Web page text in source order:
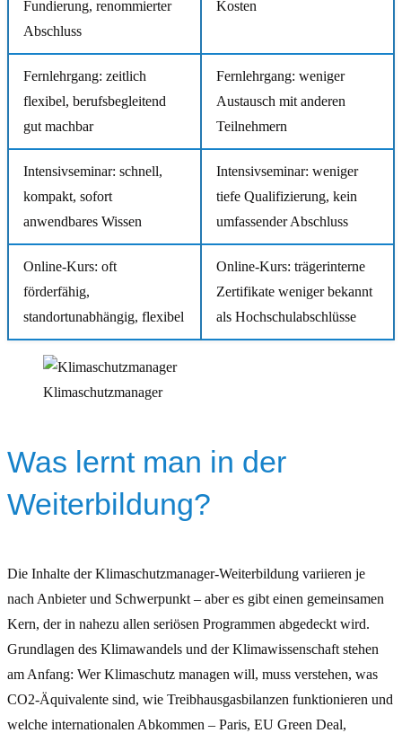
Fundierung, renommierter
Abschluss
Kosten
Fernlehrgang: zeitlich
flexibel, berufsbegleitend
gut machbar
Fernlehrgang: weniger
Austausch mit anderen
Teilnehmern
Intensivseminar: schnell,
kompakt, sofort
anwendbares Wissen
Intensivseminar: weniger
tiefe Qualifizierung, kein
umfassender Abschluss
Online-Kurs: oft
förderfähig,
standortunabhängig, flexibel
Online-Kurs: trägerinterne
Zertifikate weniger bekannt
als Hochschulabschlüsse
Klimaschutzmanager
Was lernt man in der
Weiterbildung?
Die Inhalte der Klimaschutzmanager-Weiterbildung variieren je
nach Anbieter und Schwerpunkt – aber es gibt einen gemeinsamen
Kern, der in nahezu allen seriösen Programmen abgedeckt wird.
Grundlagen des Klimawandels und der Klimawissenschaft stehen
am Anfang: Wer Klimaschutz managen will, muss verstehen, was
CO2-Äquivalente sind, wie Treibhausgasbilanzen funktionieren und
welche internationalen Abkommen – Paris, EU Green Deal,